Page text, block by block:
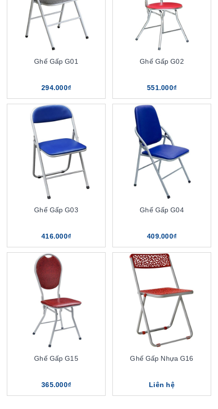
Ghế Gấp G01
294.000₫
Ghế Gấp G02
551.000₫
Ghế Gấp G03
416.000₫
Ghế Gấp G04
409.000₫
Ghế Gấp G15
365.000₫
Ghế Gấp Nhựa G16
Liên hệ